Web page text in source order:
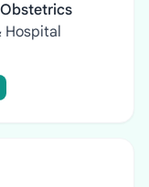
Hospital